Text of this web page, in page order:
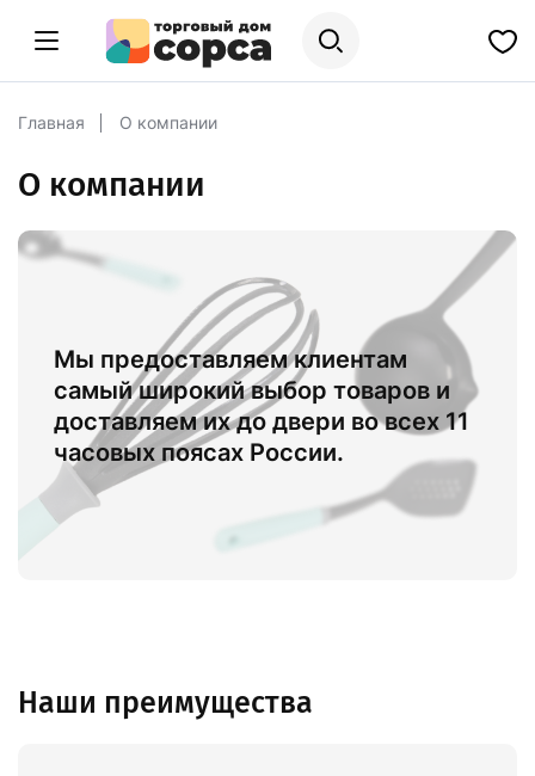
Главная О компании
О компании
Мы предоставляем клиентам
самый широкий выбор товаров и
доставляем их до двери во всех 11
часовых поясах России.
Наши преимущества